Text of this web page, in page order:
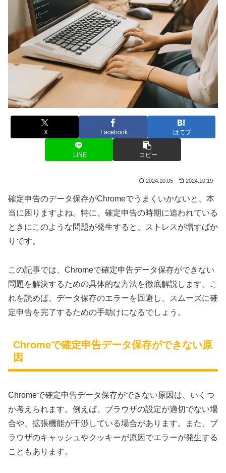
X Facebook はてブ
LINE コピー
2024.10.05 2024.10.19
確定申告のデータ保存がChromeでうまくいかないと、本
当に困りますよね。特に、確定申告の時期に追われている
ときにこのような問題が発生すると、ストレスが増すばか
りです。
この記事では、Chromeで確定申告データ保存ができない
問題を解決するための具体的な方法を徹底解説します。こ
れを読めば、データ保存のエラーを回避し、スムーズに確
定申告を完了するための手助けになるでしょう。
Chromeで確定申告データ保存ができない原
因
Chromeで確定申告データ保存ができない原因は、いくつ
か考えられます。例えば、ブラウザの設定が適切でない場
合や、拡張機能が干渉している場合があります。また、ブ
ラウザのキャッシュやクッキーが原因でエラーが発生する
こともあります。